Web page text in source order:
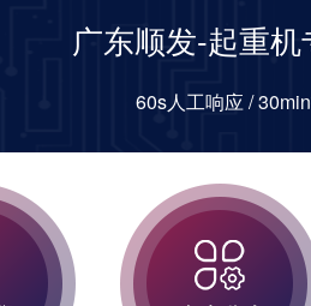
广东顺发-起重
60s人工响应 /